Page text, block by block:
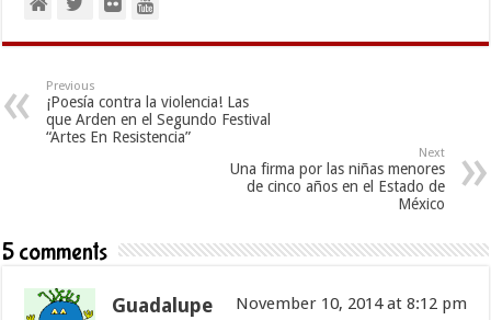
Previous
¡Poesía contra la violencia! Las
que Arden en el Segundo Festival
“Artes En Resistencia”
Next
Una firma por las niñas menores
de cinco años en el Estado de
México
5 comments
Guadalupe November 10, 2014 at 8:12 pm